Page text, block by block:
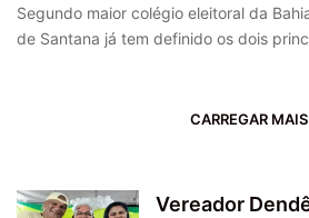
Segundo maior colégio eleitoral da
de Santana já tem definido os dois
CARREGAR MAIS
Vereador